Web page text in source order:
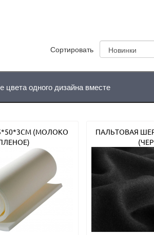
Сортировать
цвета одного дизайна вместе
(МОЛОКО
ПАЛЬТОВАЯ